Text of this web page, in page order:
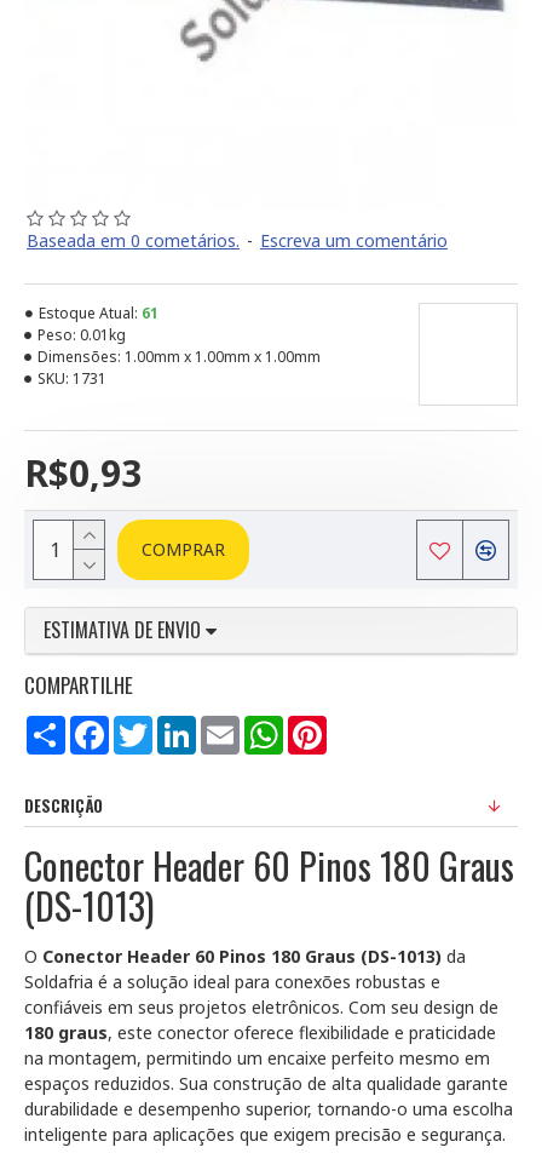
Baseada em 0 cometários. - Escreva um comentário
R$0,93
Estoque Atual: 61
Peso: 0.01kg
Dimensões: 1.00mm x 1.00mm x 1.00mm
SKU: 1731
COMPRAR
ESTIMATIVA DE ENVIO
COMPARTILHE
Compartilhar
FacebookTwitterLinkedInEmail WhatsApp
DESCRIÇÃO
Conector Header 60 Pinos 180 Graus
(DS-1013)
O Conector Header 60 Pinos 180 Graus (DS-1013) da
Soldafria é a solução ideal para conexões robustas e
confiáveis em seus projetos eletrônicos. Com seu design de
180 graus, este conector oferece flexibilidade e praticidade
na montagem, permitindo um encaixe perfeito mesmo em
espaços reduzidos. Sua construção de alta qualidade garante
durabilidade e desempenho superior, tornando-o uma escolha
inteligente para aplicações que exigem precisão e segurança.